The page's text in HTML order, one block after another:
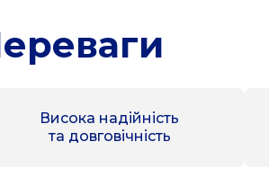
Висока надійність
та довговічність